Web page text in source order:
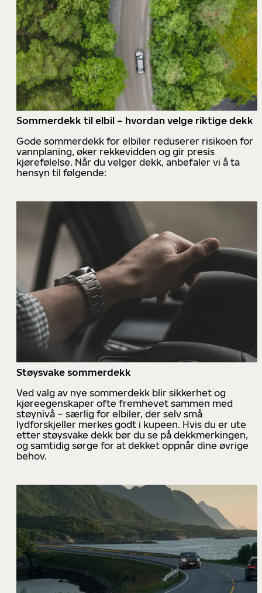
Sommerdekk til elbil – hvordan velge riktige dekk
Gode sommerdekk for elbiler reduserer risikoen for
vannplaning, øker rekkevidden og gir presis
kjørefølelse. Når du velger dekk, anbefaler vi å ta
hensyn til følgende:
Støysvake sommerdekk
Ved valg av nye sommerdekk blir sikkerhet og
kjøreegenskaper ofte fremhevet sammen med
støynivå – særlig for elbiler, der selv små
lydforskjeller merkes godt i kupeen. Hvis du er ute
etter støysvake dekk bør du se på dekkmerkingen,
og samtidig sørge for at dekket oppnår dine øvrige
behov.